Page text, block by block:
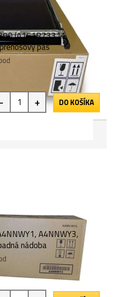
(A161R73311,
pás
- + DO KOŠÍKA
A4NNWY3,
nádoba